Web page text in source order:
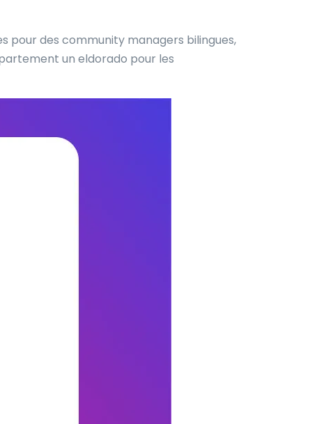
pour des community managers bilingues,
un eldorado pour les